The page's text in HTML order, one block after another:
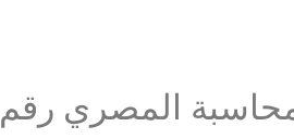
المصري رقم 43